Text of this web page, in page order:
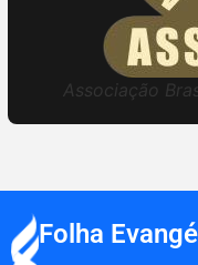
Associação
Folha